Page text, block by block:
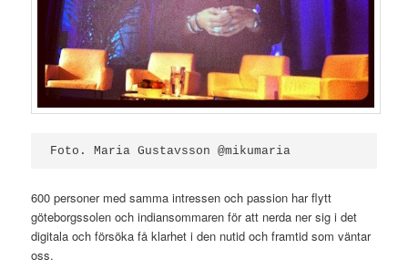
Foto. Maria Gustavsson @mikumaria
600 personer med samma intressen och passion har flytt
göteborgssolen och indiansommaren för att nerda ner sig i det
digitala och försöka få klarhet i den nutid och framtid som väntar
oss.